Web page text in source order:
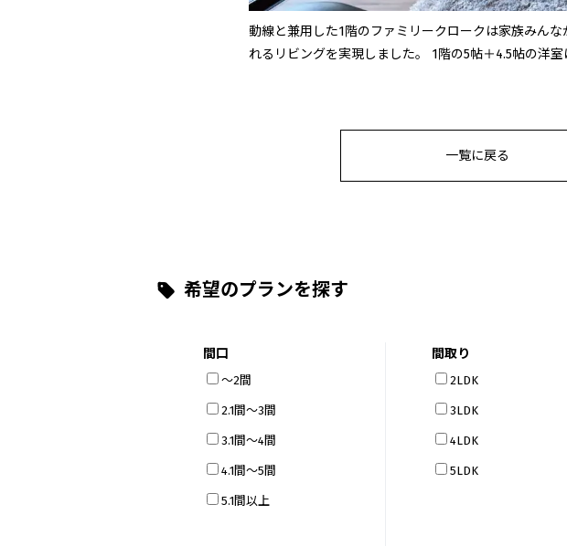
動線と兼用した1階のファミリークロークは家族みん
れるリビングを実現しました。 1階の5帖＋4.5帖の洋
一覧に戻る
希望のプランを探す
間口
～2間
2.1間～3間
3.1間～4間
4.1間～5間
5.1間以上
間取り
2LDK
3LDK
4LDK
5LDK